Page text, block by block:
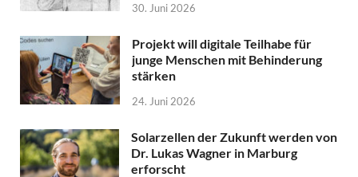
30. Juni 2026
Projekt will digitale Teilhabe für
junge Menschen mit Behinderung
stärken
24. Juni 2026
Solarzellen der Zukunft werden von
Dr. Lukas Wagner in Marburg
erforscht